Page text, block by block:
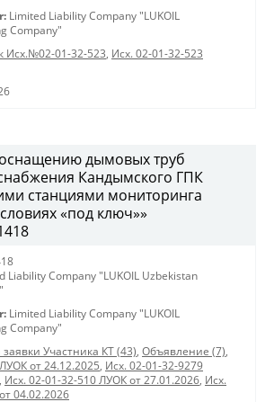
Limited Liability Company "LUKOIL
Company"
Исх.№02-01-32-523, Исх. 02-01-32-523
оснащению дымовых труб
Кандымского ГПК
станциями мониторинга
«под ключ»»
Liability Company "LUKOIL Uzbekistan
Limited Liability Company "LUKOIL
Company"
Участника КТ (43), Объявление (7),
от 24.12.2025, Исх. 02-01-32-9279
, Исх. 02-01-32-510 ЛУОК от 27.01.2026, Исх.
04.02.2026